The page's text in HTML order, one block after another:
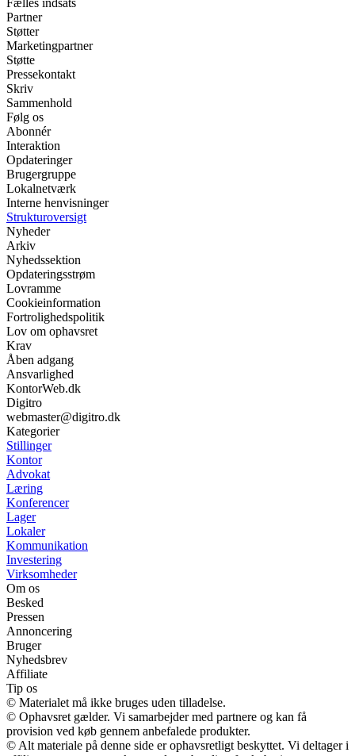
Partner
Støtter
Marketingpartner
Støtte
Pressekontakt
Skriv
Sammenhold
Følg os
Abonnér
Interaktion
Opdateringer
Brugergruppe
Lokalnetværk
Interne henvisninger
Strukturoversigt
Nyheder
Arkiv
Nyhedssektion
Opdateringsstrøm
Lovramme
Cookieinformation
Fortrolighedspolitik
Lov om ophavsret
Krav
Åben adgang
Ansvarlighed
KontorWeb.dk
Digitro
webmaster@digitro.dk
Kategorier
Stillinger
Kontor
Advokat
Læring
Konferencer
Lager
Lokaler
Kommunikation
Investering
Virksomheder
Om os
Besked
Pressen
Annoncering
Bruger
Nyhedsbrev
Affiliate
Tip os
© Materialet må ikke bruges uden tilladelse.
© Ophavsret gælder. Vi samarbejder med partnere og kan få
provision ved køb gennem anbefalede produkter.
© Alt materiale på denne side er ophavsretligt beskyttet. Vi deltager i